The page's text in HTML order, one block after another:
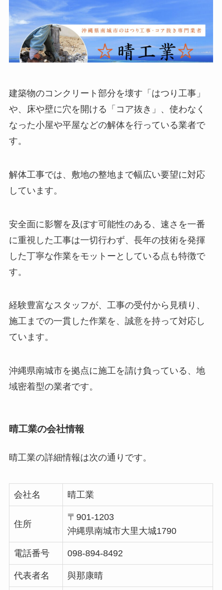
建築物のコンクリート部分を壊す「はつり工事」
や、床や壁に穴を開ける「コア抜き」、使わなく
なった小屋や平屋などの解体を行っている業者で
す。
解体工事では、敷地の整地まで幅広い要望に対応
しています。
安全面に影響を及ぼす可能性のある、速さを一番
に重視した工事は一切行わず、長年の技術を発揮
した丁寧な作業をモットーとしている点も特徴で
す。
経験豊富なスタッフが、工事の受付から見積り、
施工までの一貫した作業を、誠意を持って対応し
ています。
沖縄県南城市を拠点に施工を請け負っている、地
域密着型の業者です。
晴工業の会社情報
晴工業の詳細情報は次の通りです。
会社名 晴工業
住所
〒901-1203
沖縄県南城市大里大城1790
電話番号 098-894-8492
代表者名 與那康晴